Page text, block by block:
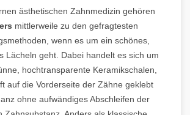
ästhetischen Zahnmedizin gehören
mittlerweile zu den gefragtesten
wenn es um ein schönes,
Lächeln geht. Dabei handelt es sich um
hochtransparente Keramikschalen,
auf die Vorderseite der Zähne geklebt
ohne aufwändiges Abschleifen der